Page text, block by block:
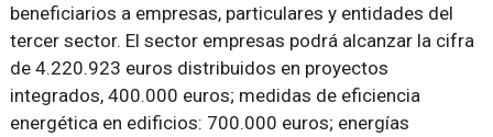
beneficiarios a empresas, particulares y entidades del
tercer sector. El sector empresas podrá alcanzar la cifra
de 4.220.923 euros distribuidos en proyectos
integrados, 400.000 euros; medidas de eficiencia
energética en edificios: 700.000 euros; energías